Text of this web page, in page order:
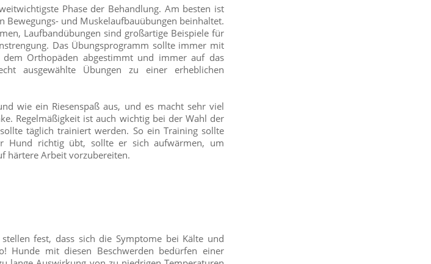
Phase der Behandlung. Am besten ist
Bewegungs- und Muskelaufbauübungen beinhaltet.
Laufbandübungen sind großartige Beispiele für
Das Übungsprogramm sollte immer mit
Orthopäden abgestimmt und immer auf das
ausgewählte Übungen zu einer erheblichen
wie ein Riesenspaß aus, und es macht sehr viel
Regelmäßigkeit ist auch wichtig bei der Wahl der
täglich trainiert werden. So ein Training sollte
Hund richtig übt, sollte er sich aufwärmen, um
härtere Arbeit vorzubereiten.
fest, dass sich die Symptome bei Kälte und
Hunde mit diesen Beschwerden bedürfen einer